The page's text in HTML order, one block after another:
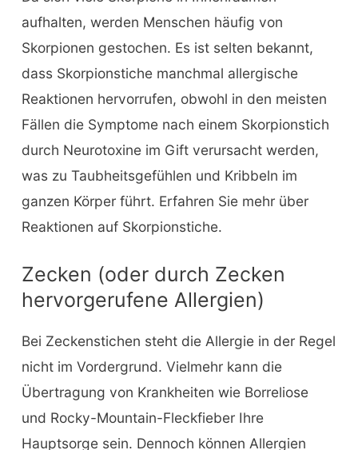
aufhalten, werden Menschen häufig von
Skorpionen gestochen. Es ist selten bekannt,
dass Skorpionstiche manchmal allergische
Reaktionen hervorrufen, obwohl in den meisten
Fällen die Symptome nach einem Skorpionstich
durch Neurotoxine im Gift verursacht werden,
was zu Taubheitsgefühlen und Kribbeln im
ganzen Körper führt. Erfahren Sie mehr über
Reaktionen auf Skorpionstiche.
Zecken (oder durch Zecken
hervorgerufene Allergien)
Bei Zeckenstichen steht die Allergie in der Regel
nicht im Vordergrund. Vielmehr kann die
Übertragung von Krankheiten wie Borreliose
und Rocky-Mountain-Fleckfieber Ihre
Hauptsorge sein. Dennoch können Allergien